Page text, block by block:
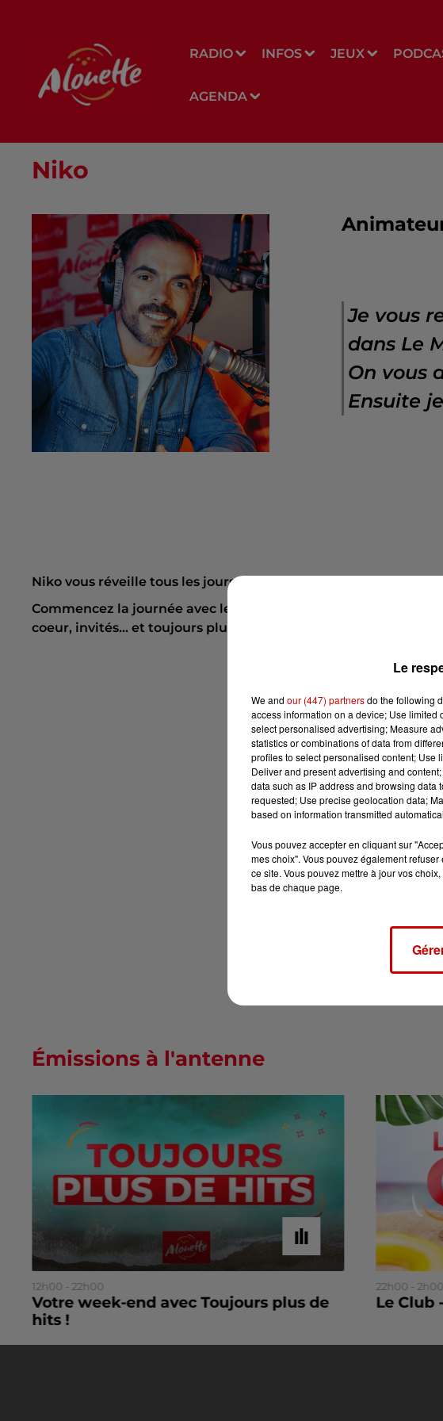
RADIO INFOS JEUX
AGENDA
Niko
Je vous
dans Le
On vous
Ensuite
Niko vous réveille tous les jours, de 6h à 9h30, avec Lola dans
Commencez la journée avec le sourire en compagnie de Niko
coeur, invités... et toujours plus de hits !
Émissions à l'antenne
12h00 - 22h00
Votre week-end avec Toujours plus de
hits !
22h00 - 2h00
Le Club
Le
We and our (447) partnersdo the following
access information on a device; Use
select personalised advertising; Measure
statistics or combinations of data from
profiles to select personalised content; Use
Deliver and present advertising and
data such as IP address and browsing
requested; Use precise geolocation data;
based on information transmitted
Vous pouvez accepter en cliquant sur
mes choix". Vous pouvez également
ce site. Vous pouvez mettre à jour vos
bas de chaque page.